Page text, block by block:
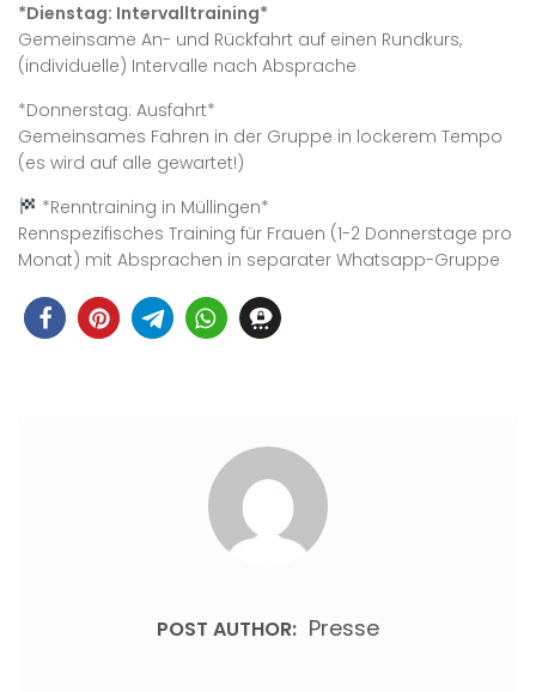
*Dienstag: Intervalltraining*
Gemeinsame An- und Rückfahrt auf einen Rundkurs,
(individuelle) Intervalle nach Absprache
*Donnerstag: Ausfahrt*
Gemeinsames Fahren in der Gruppe in lockerem Tempo
(es wird auf alle gewartet!)
*Renntraining in Müllingen*
Rennspezifisches Training für Frauen (1-2 Donnerstage pro
Monat) mit Absprachen in separater Whatsapp-Gruppe
POST AUTHOR: Presse